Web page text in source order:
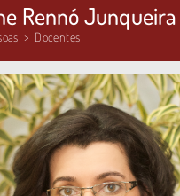
Rennó Junqueira
> Docentes